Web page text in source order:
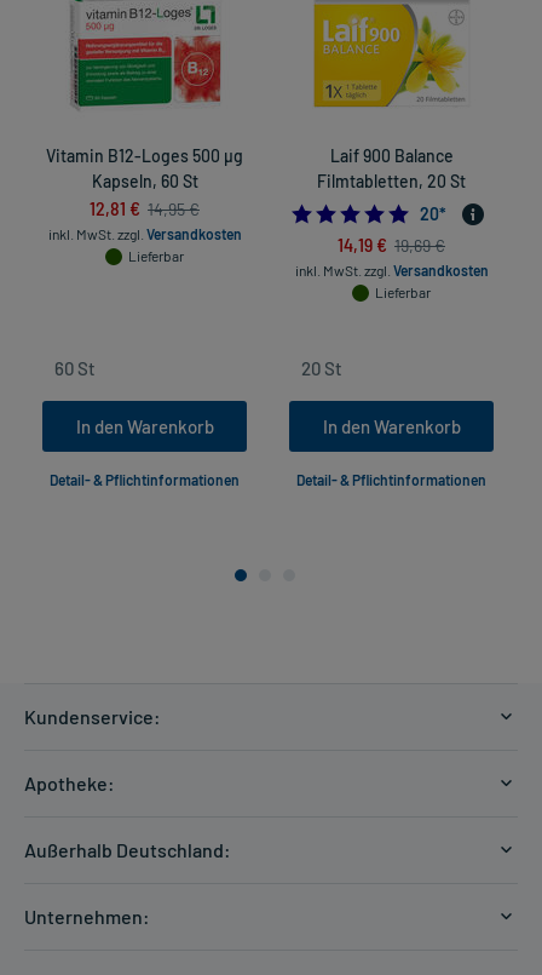
Vitamin B12-Loges 500 µg
Kapseln, 60 St
12,81 € 14,95 €
inkl. MwSt. zzgl. Versandkosten
Lieferbar
In den Warenkorb
Detail- & Pflichtinformationen
Laif 900 Balance
Filmtabletten, 20 St
5.0
20*
14,19 € 19,69 €
inkl. MwSt. zzgl. Versandkosten
Lieferbar
In den Warenkorb
Detail- & Pflichtinformationen
Kundenservice:
Hilfe
Apotheke:
Außerhalb Deutschland:
Unternehmen: